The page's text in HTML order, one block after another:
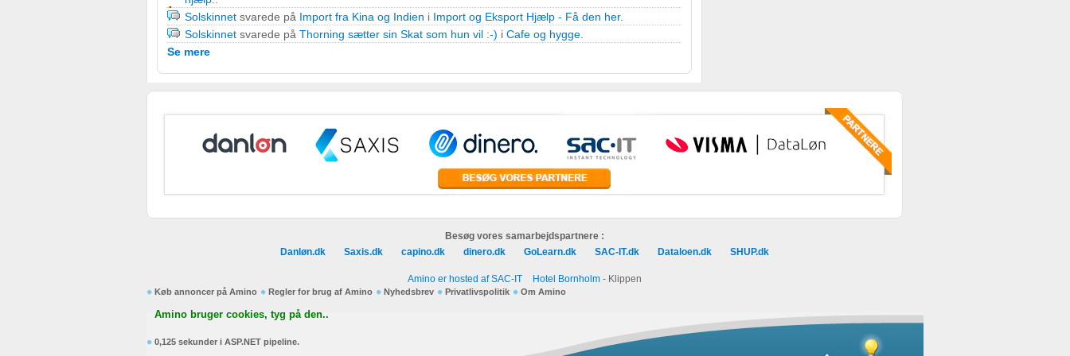
Solskinnet svarede på Import fra Kina og Indien i Import og Eksport Hjælp - Få den her.
Solskinnet svarede på Thorning sætter sin Skat som hun vil :-) i Cafe og hygge
Se mere
Besøg vores samarbejdspartnere :
Danløn.dk
Saxis.dk capino.dk dinero.dk GoLearn.dk SAC-IT.dk Dataloen.dk SHUP.dk
Amino er hosted af SAC-IT Hotel Bornholm - Klippen
Køb annoncer på Amino Regler for brug af Amino Nyhedsbrev Privatlivspolitik Om Amino
Amino bruger cookies, tyg på den..
0,125 sekunder i ASP.NET pipeline.
Forstå målgrupper gennem statistikker eller kombinationer af oplysninger fra forskellige
Udvikle og forbedre tjenester
Bruge præcise geografiske placeringsoplysninger
Annoncering / marketing